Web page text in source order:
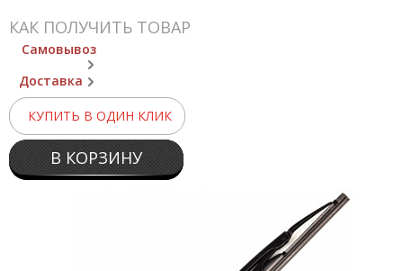
КАК ПОЛУЧИТЬ ТОВАР
Самовывоз
Доставка
КУПИТЬ В ОДИН КЛИК
В КОРЗИНУ